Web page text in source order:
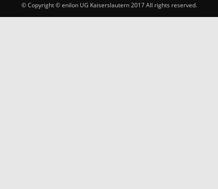
© Copyright © enilon UG Kaiserslautern 2017 All rights reserved.